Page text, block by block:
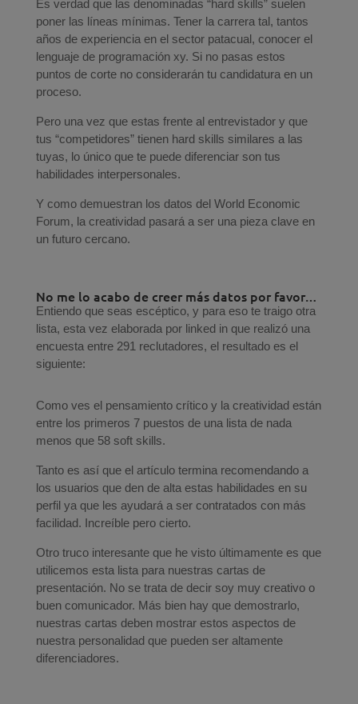
Es verdad que las denominadas “hard skills” suelen
poner las líneas mínimas. Tener la carrera tal, tantos
años de experiencia en el sector patacual, conocer el
lenguaje de programación xy. Si no pasas estos
puntos de corte no considerarán tu candidatura en un
proceso.
Pero una vez que estas frente al entrevistador y que
tus “competidores” tienen hard skills similares a las
tuyas, lo único que te puede diferenciar son tus
habilidades interpersonales.
Y como demuestran los datos del World Economic
Forum, la creatividad pasará a ser una pieza clave en
un futuro cercano.
No me lo acabo de creer más datos por favor…
Entiendo que seas escéptico, y para eso te traigo otra
lista, esta vez elaborada por linked in que realizó una
encuesta entre 291 reclutadores, el resultado es el
siguiente:
Como ves el pensamiento crítico y la creatividad están
entre los primeros 7 puestos de una lista de nada
menos que 58 soft skills.
Tanto es así que el artículo termina recomendando a
los usuarios que den de alta estas habilidades en su
perfil ya que les ayudará a ser contratados con más
facilidad. Increíble pero cierto.
Otro truco interesante que he visto últimamente es que
utilicemos esta lista para nuestras cartas de
presentación. No se trata de decir soy muy creativo o
buen comunicador. Más bien hay que demostrarlo,
nuestras cartas deben mostrar estos aspectos de
nuestra personalidad que pueden ser altamente
diferenciadores.